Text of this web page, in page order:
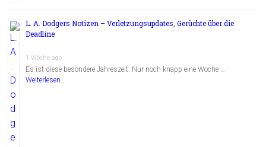
L. A. Dodgers Notizen – Verletzungsupdates, Gerüchte über die
Deadline
1 Woche ago
Es ist diese besondere Jahreszeit. Nur noch knapp eine Woche …
Weiterlesen...